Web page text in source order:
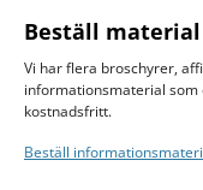
Beställ
Vi har flera broschyrer,
informationsmaterial som
kostnadsfritt.
Beställ